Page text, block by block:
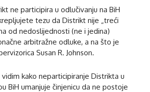
ne participira u odlučivanju na BiH
tezu da Distrikt nije „treći
od nedoslijednosti (ne i jedina)
arbitražne odluke, a na što je
Susan R. Johnson.
kako neparticipiranje Distrikta u
BiH umanjuje činjenicu da ne postoje